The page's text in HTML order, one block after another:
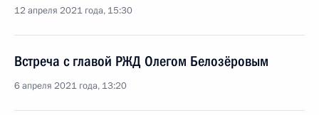
12 апреля 2021 года, 15:30
Встреча с главой РЖД Олегом Белозёровым
6 апреля 2021 года, 13:20